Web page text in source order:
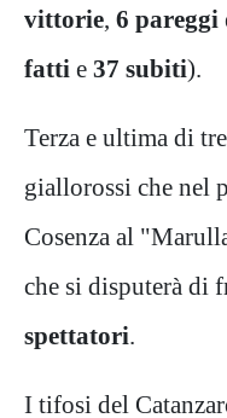
vittorie, 6 pareggi
fatti e 37 subiti).
Terza e ultima di
giallorossi che nel
Cosenza al
che si disputerà di
spettatori.
I tifosi del